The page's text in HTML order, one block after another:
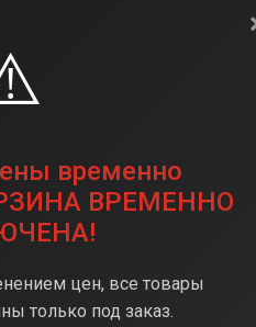
временно
ВРЕМЕННО
цен, все товары
только под заказ.